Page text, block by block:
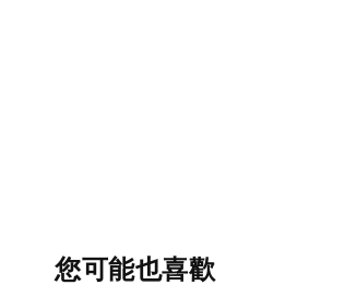
您可能也喜歡